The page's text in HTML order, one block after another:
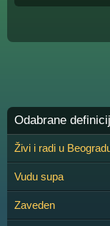
Odabrane
Živi i radi u
Vudu supa
Zaveden